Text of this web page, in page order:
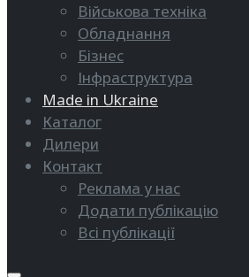
Військова техніка
Обладнання
Бізнес
Інфраструктура
Made in Ukraine
Каталог
Дилери
Контакт
Реклама у нас
Додати публікацію
Всі публікації